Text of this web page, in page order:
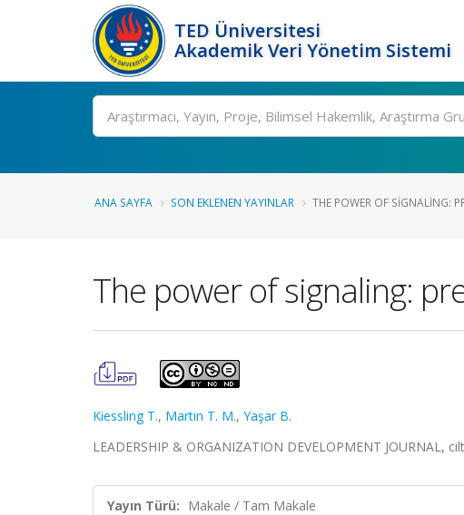
TED Üniversitesi
Akademik Veri Yönetim Sistemi
Ara
ANA SAYFA SON EKLENEN YAYINLAR THE POWER OF SIGNALING:
The power of signaling:
Kiessling T., Martin T. M., Yaşar B.
LEADERSHIP & ORGANIZATION DEVELOPMENT JOURNAL,
Yayın Türü: Makale / Tam Makale